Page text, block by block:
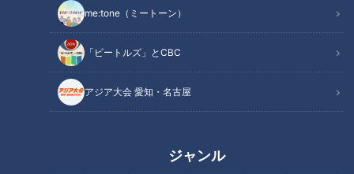
me:tone（ミートーン）
「ビートルズ」とCBC
アジア大会 愛知・名古屋
ジャンル
死亡者数「冬」が最も多い？…
高血圧が引き金“脳梗塞”や“心筋
梗塞”！日常に潜む血圧上昇の罠
歌って踊れる新感覚サウナ！本
格的グルメも充実！進化が止ま
らない名古屋の二大スーパー銭
湯